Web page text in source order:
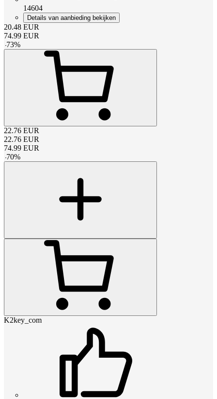
14604
Details van aanbieding bekijken
20.48 EUR
74.99 EUR
-73%
22.76 EUR
22.76 EUR
74.99 EUR
-70%
K2key_com